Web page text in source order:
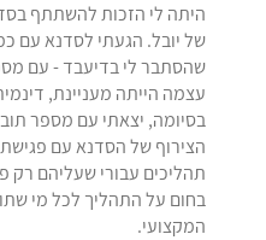
היתה לי הזכות להשתתף
של יובל. הגעתי לסדנא עם
שהסתבר לי בדיעבד - עם
עצמה הייתה מעניינת,
בסיומה, יצאתי עם מספר
הצירוף של הסדנא עם
תהליכים עבורי שעליהם רק
בחום על התהליך לכל מי
המקצועי.